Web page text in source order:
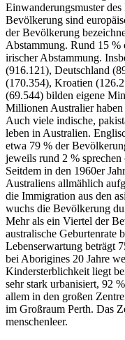
Einwanderungsmuster
Bevölkerung sind
der Bevölkerung
Abstammung. Rund 15 %
irischer Abstammung.
(916.121), Deutschland
(170.354), Kroatien
(69.544) bilden eigene
Millionen Australier haben
Auch viele indische,
leben in Australien.
etwa 79 % der
jeweils rund 2 %
Seitdem in den 1960er
Australiens allmählich
die Immigration aus den
wuchs die Bevölkerung
Mehr als ein Viertel der
australische Geburtenrate
Lebenserwartung beträgt
bei Aborigines 20 Jahre
Kindersterblichkeit liegt
sehr stark urbanisiert, 92
allem in den großen
im Großraum Perth. Das
menschenleer.